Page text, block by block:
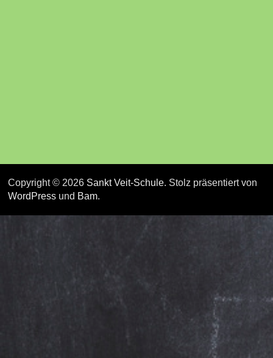
Copyright © 2026 Sankt Veit-Schule. Stolz präsentiert von
WordPressund Bam.